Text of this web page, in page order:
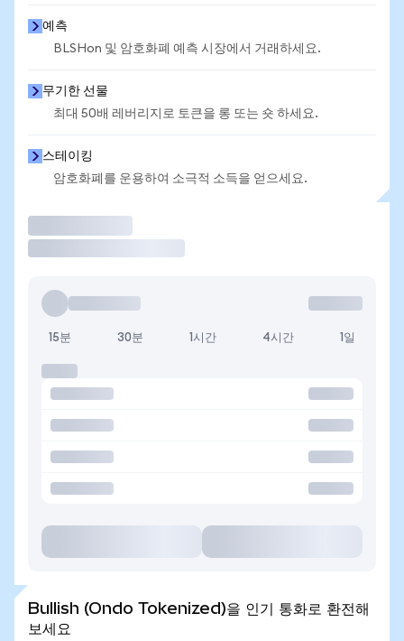
예측
BLSHon 및 암호화폐 예측 시장에서 거래하세요.
무기한 선물
최대 50배 레버리지로 토큰을 롱 또는 숏 하세요.
스테이킹
암호화폐를 운용하여 소극적 소득을 얻으세요.
15분 30분 1시간 4시간 1일
Bullish (Ondo Tokenized)을 인기 통화로 환전해
보세요